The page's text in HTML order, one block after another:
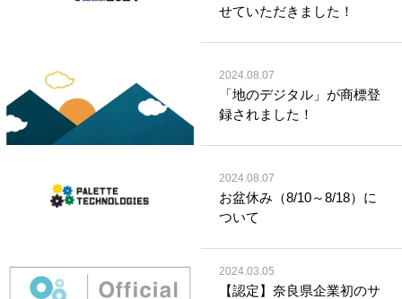
せていただきました！
2024.08.07
「地のデジタル」が商標登
録されました！
2024.08.07
お盆休み（8/10～8/18）に
ついて
2024.03.05
【認定】奈良県企業初のサ